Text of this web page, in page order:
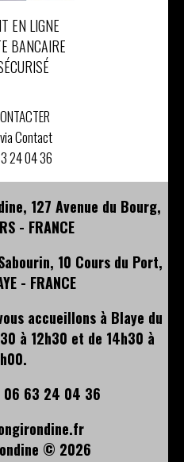
EN LIGNE
BANCAIRE
Contact
24 04 36
127 Avenue du Bourg,
- FRANCE
10 Cours du Port,
- FRANCE
accueillons à Blaye du
à 12h30 et de 14h30 à
06 63 24 04 36
© 2026